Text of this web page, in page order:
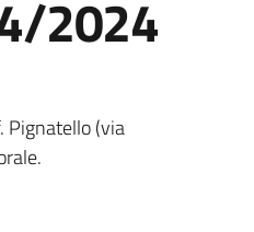
2024
Pignatello (via